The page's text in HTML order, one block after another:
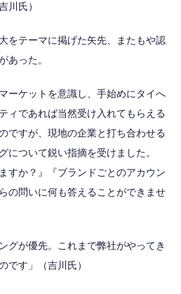
川氏）
をテーマに掲げた矢先、またもや認
あった。
ーケットを意識し、手始めにタイへ
ィであれば当然受け入れてもらえる
ですが、現地の企業と打ち合わせる
について鋭い指摘を受けました。
すか？』『ブランドごとのアカウン
の問いに何も答えることができませ
グが優先。これまで弊社がやってき
です」（吉川氏）